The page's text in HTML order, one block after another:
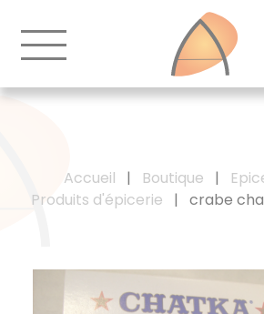
Accueil | Boutique |
Produits d'épicerie
| crabe